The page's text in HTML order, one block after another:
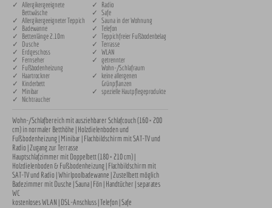
✓ Allergikergeeignete
Bettwäsche
✓ Allergikergeeigneter Teppich
✓ Badewanne
✓ Bettenlänge 2.10m
✓ Dusche
✓ Erdgeschoss
✓ Fernseher
✓ Fußbodenheizung
✓ Haartrockner
✓ Kinderbett
✓ Minibar
✓ Nichtraucher
✓ Radio
✓ Safe
✓ Sauna in der Wohnung
✓ Telefon
✓ Teppichfreier Fußbodenbelag
✓ Terrasse
✓ WLAN
✓ getrennter
Wohn-/Schlafraum
✓ keine allergenen
Grünpflanzen
✓ spezielle Hautpflegeprodukte
Wohn-/Schlafbereich mit ausziehbarer Schlafcouch (160 × 200
cm) in normaler Betthöhe | Holzdielenboden und
Fußbodenheizung | Minibar | Flachbildschirm mit SAT-TV und
Radio | Zugang zur Terrasse
Hauptschlafzimmer mit Doppelbett (180 × 210 cm) |
Holzdielenboden & Fußbodenheizung | Flachbildschirm mit
SAT-TV und Radio | Whirlpoolbadewanne | Zustellbett möglich
Badezimmer mit Dusche | Sauna | Fön | Handtücher | separates
WC
kostenloses WLAN | DSL-Anschluss | Telefon | Safe